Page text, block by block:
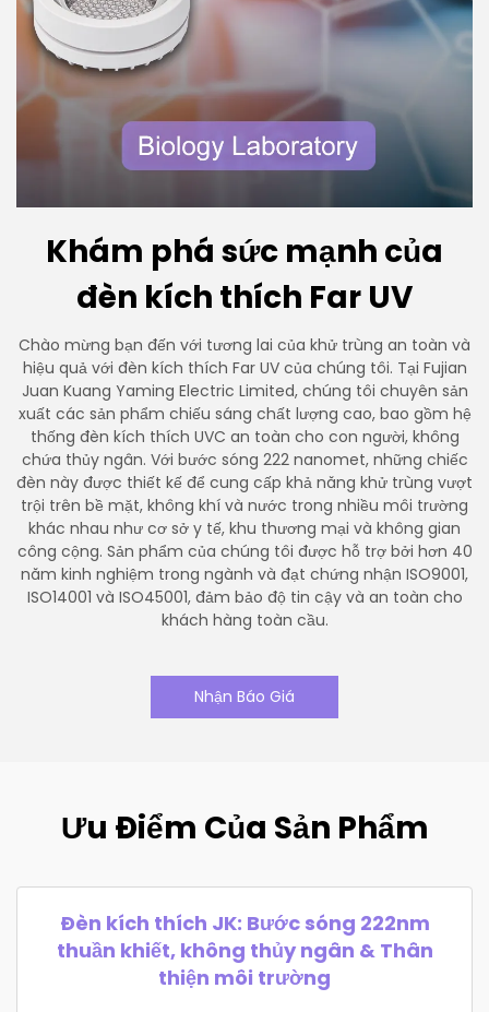
Khám phá sức mạnh của
đèn kích thích Far UV
Chào mừng bạn đến với tương lai của khử trùng an toàn và
hiệu quả với đèn kích thích Far UV của chúng tôi. Tại Fujian
Juan Kuang Yaming Electric Limited, chúng tôi chuyên sản
xuất các sản phẩm chiếu sáng chất lượng cao, bao gồm hệ
thống đèn kích thích UVC an toàn cho con người, không
chứa thủy ngân. Với bước sóng 222 nanomet, những chiếc
đèn này được thiết kế để cung cấp khả năng khử trùng vượt
trội trên bề mặt, không khí và nước trong nhiều môi trường
khác nhau như cơ sở y tế, khu thương mại và không gian
công cộng. Sản phẩm của chúng tôi được hỗ trợ bởi hơn 40
năm kinh nghiệm trong ngành và đạt chứng nhận ISO9001,
ISO14001 và ISO45001, đảm bảo độ tin cậy và an toàn cho
khách hàng toàn cầu.
Nhận Báo Giá
Ưu Điểm Của Sản Phẩm
Đèn kích thích JK: Bước sóng 222nm
thuần khiết, không thủy ngân & Thân
thiện môi trường